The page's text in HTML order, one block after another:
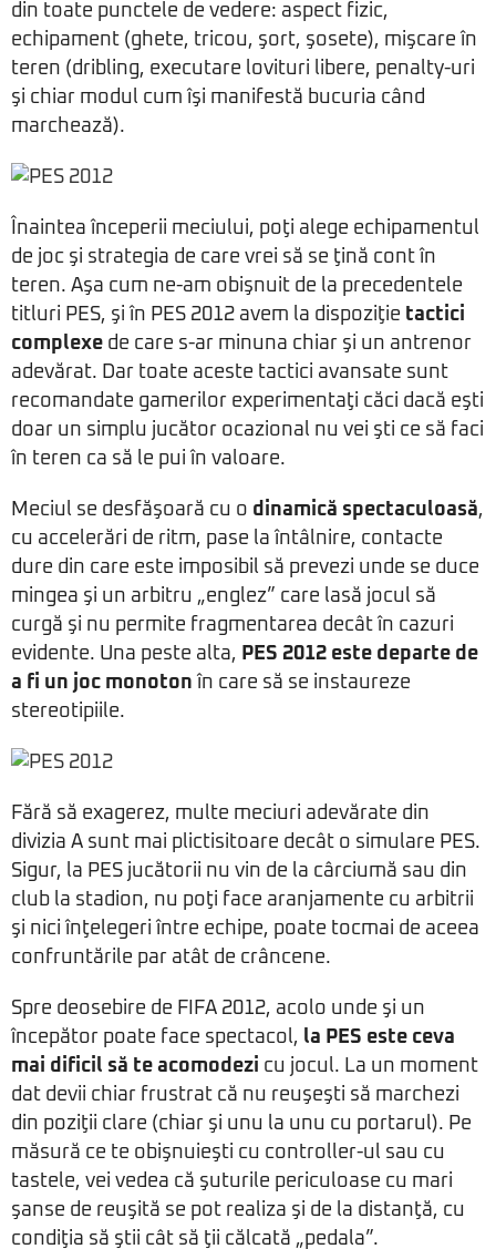
din toate punctele de vedere: aspect fizic,
echipament (ghete, tricou, şort, şosete), mişcare în
teren (dribling, executare lovituri libere, penalty-uri
şi chiar modul cum îşi manifestă bucuria când
marchează).
Înaintea începerii meciului, poţi alege echipamentul
de joc şi strategia de care vrei să se ţină cont în
teren. Aşa cum ne-am obişnuit de la precedentele
titluri PES, şi în PES 2012 avem la dispoziţie tactici
complexe de care s-ar minuna chiar şi un antrenor
adevărat. Dar toate aceste tactici avansate sunt
recomandate gamerilor experimentaţi căci dacă eşti
doar un simplu jucător ocazional nu vei şti ce să faci
în teren ca să le pui în valoare.
Meciul se desfăşoară cu o dinamică spectaculoasă,
cu accelerări de ritm, pase la întâlnire, contacte
dure din care este imposibil să prevezi unde se duce
mingea şi un arbitru „englez” care lasă jocul să
curgă şi nu permite fragmentarea decât în cazuri
evidente. Una peste alta, PES 2012 este departe de
a fi un joc monoton în care să se instaureze
stereotipiile.
Fără să exagerez, multe meciuri adevărate din
divizia A sunt mai plictisitoare decât o simulare PES.
Sigur, la PES jucătorii nu vin de la cârciumă sau din
club la stadion, nu poţi face aranjamente cu arbitrii
şi nici înţelegeri între echipe, poate tocmai de aceea
confruntările par atât de crâncene.
Spre deosebire de FIFA 2012, acolo unde şi un
începător poate face spectacol, la PES este ceva
mai dificil să te acomodezi cu jocul. La un moment
dat devii chiar frustrat că nu reuşeşti să marchezi
din poziţii clare (chiar şi unu la unu cu portarul). Pe
măsură ce te obişnuieşti cu controller-ul sau cu
tastele, vei vedea că şuturile periculoase cu mari
şanse de reuşită se pot realiza şi de la distanţă, cu
condiţia să ştii cât să ţii călcată „pedala”.